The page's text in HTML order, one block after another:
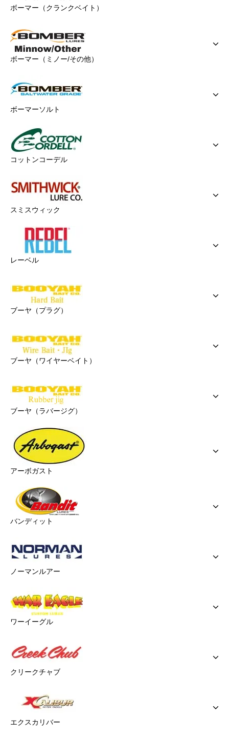
ボーマー（クランクベイト）
ボーマー（ミノー/その他）
ボーマーソルト
コットンコーデル
スミスウィック
レーベル
ブーヤ（プラグ）
ブーヤ（ワイヤーベイト）
ブーヤ（ラバージグ）
アーボガスト
バンディット
ノーマンルアー
ワーイーグル
クリークチャブ
エクスカリバー